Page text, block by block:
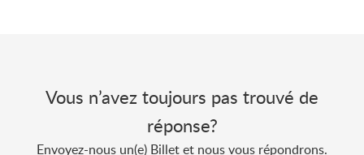
Vous n’avez toujours pas trouvé de
réponse?
Envoyez-nous un(e) Billet et nous vous répondrons.